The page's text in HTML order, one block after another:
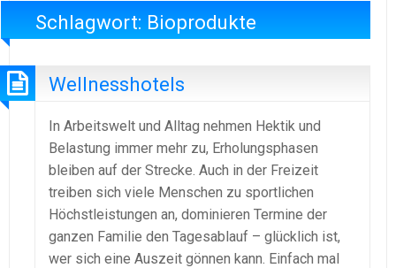
Schlagwort: Bioprodukte
Wellnesshotels
In Arbeitswelt und Alltag nehmen Hektik und
Belastung immer mehr zu, Erholungsphasen
bleiben auf der Strecke. Auch in der Freizeit
treiben sich viele Menschen zu sportlichen
Höchstleistungen an, dominieren Termine der
ganzen Familie den Tagesablauf – glücklich ist,
wer sich eine Auszeit gönnen kann. Einfach mal